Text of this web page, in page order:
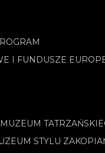
I FUNDUSZE
STYLU